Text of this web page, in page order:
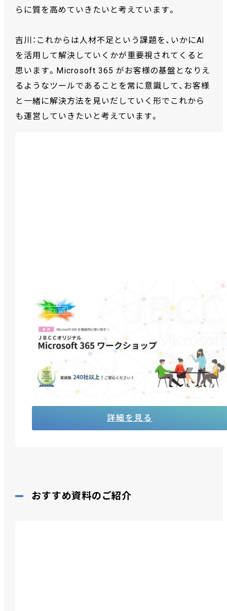
らに質を高めていきたいと考えています。
吉川：これからは人材不足という課題を、いかにAI
を活用して解決していくかが重要視されてくると
思います。Microsoft 365 がお客様の基盤となりえ
るようなツールであることを常に意識して、お客様
と一緒に解決方法を見いだしていく形でこれから
も運営していきたいと考えています。
ＪＢＣＣオリジナル「Microsoft 365 ワークショ
ップ」
基本的な使い方や活用方法、定着を無償でサポート
するＪＢＣＣオリジナルのワークショップです。
Microsoft製品を熟知したスタッフがよくあるお悩
みについて、導入から活用、定着、運用、分析までト
ータルマネージいたします。
詳細を見る
おすすめ資料のご紹介